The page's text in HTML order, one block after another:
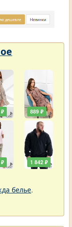
889 ₽
1 842 ₽
белье.